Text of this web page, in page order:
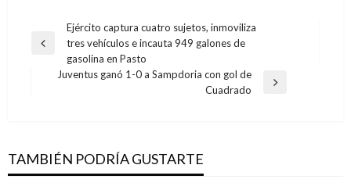
Navegación
de
entradas
Entrada
Ejército captura cuatro sujetos, inmoviliza
tres vehículos e incauta 949 galones de
gasolina en Pasto
Juventus ganó 1-0 a Sampdoria con gol de
Cuadrado
TAMBIÉN PODRÍA GUSTARTE
lunes 24 de julio en Colombia
Ariel Cabrera martes julio 25, 2017